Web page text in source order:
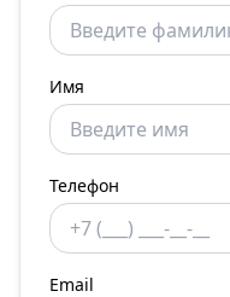
Имя
Телефон
Email